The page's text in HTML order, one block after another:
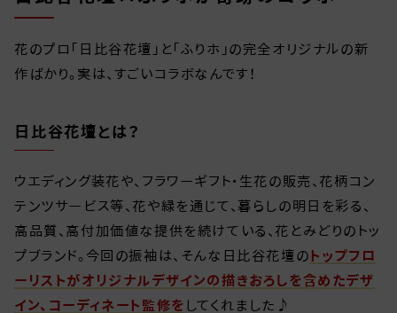
花のプロ「日比谷花壇」と「ふりホ」の完全オリジナルの新
作ばかり。実は、すごいコラボなんです！
日比谷花壇とは？
ウエディング装花や、フラワーギフト・生花の販売、花柄コン
テンツサービス等、花や緑を通じて、暮らしの明日を彩る、
高品質、高付加価値な提供を続けている、花とみどりのトッ
プブランド。今回の振袖は、そんな日比谷花壇の トップフロ
ーリストがオリジナルデザインの描きおろしを含めたデザ
イン、コーディネート監修を してくれました♪